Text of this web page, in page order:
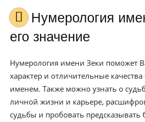
Нумерология имени Зеки и
его значение
Нумерология имени Зеки поможет
характер и отличительные
именем. Также можно узнать о
личной жизни и карьере,
судьбы и пробовать предсказывать